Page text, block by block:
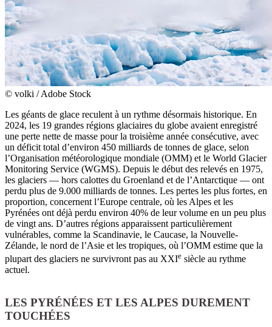
© volki / Adobe Stock
Les géants de glace reculent à un rythme désormais historique. En
2024, les 19 grandes régions glaciaires du globe avaient enregistré
une perte nette de masse pour la troisième année consécutive, avec
un déficit total d’environ 450 milliards de tonnes de glace, selon
l’Organisation météorologique mondiale (OMM) et le World Glacier
Monitoring Service (WGMS). Depuis le début des relevés en 1975,
les glaciers — hors calottes du Groenland et de l’Antarctique — ont
perdu plus de 9.000 milliards de tonnes. Les pertes les plus fortes, en
proportion, concernent l’Europe centrale, où les Alpes et les
Pyrénées ont déjà perdu environ 40% de leur volume en un peu plus
de vingt ans. D’autres régions apparaissent particulièrement
vulnérables, comme la Scandinavie, le Caucase, la Nouvelle-
Zélande, le nord de l’Asie et les tropiques, où l’OMM estime que la
plupart des glaciers ne survivront pas au XXIe siècle au rythme
actuel.
LES PYRÉNÉES ET LES ALPES DUREMENT
TOUCHÉES